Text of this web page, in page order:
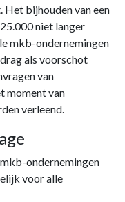
bijhouden van een
niet langer
mkb-ondernemingen
als voorschot
van
moment van
verleend.
ondernemingen
voor alle